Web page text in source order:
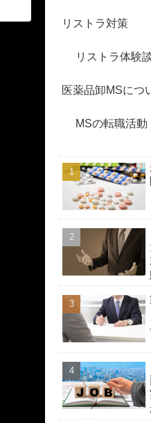
リストラ対策
リストラ体験
医薬品卸MSにつ
MSの転職活動